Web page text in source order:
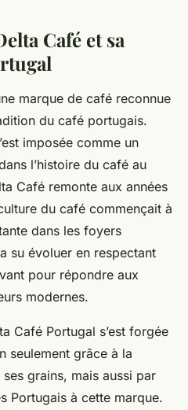
Café et sa
marque de café reconnue
du café portugais.
imposée comme un
l’histoire du café au
Café remonte aux années
du café commençait à
dans les foyers
su évoluer en respectant
pour répondre aux
modernes.
Café Portugal s’est forgée
seulement grâce à la
grains, mais aussi par
Portugais à cette marque.